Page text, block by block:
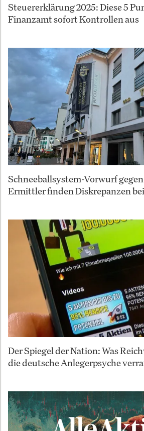
Steuererklärung 2025: Diese 5
Finanzamt sofort Kontrollen aus
Schneeballsystem-Vorwurf
Ermittler finden Diskrepanzen
Der Spiegel der Nation: Was
die deutsche Anlegerpsyche